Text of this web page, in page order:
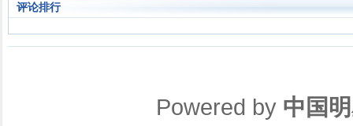
评论排行
Powered by 中国